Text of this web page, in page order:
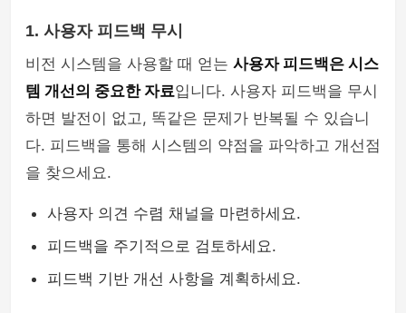
1. 사용자 피드백 무시
비전 시스템을 사용할 때 얻는 사용자 피드백은 시스
템 개선의 중요한 자료입니다. 사용자 피드백을 무시
하면 발전이 없고, 똑같은 문제가 반복될 수 있습니
다. 피드백을 통해 시스템의 약점을 파악하고 개선점
을 찾으세요.
사용자 의견 수렴 채널을 마련하세요.
피드백을 주기적으로 검토하세요.
피드백 기반 개선 사항을 계획하세요.